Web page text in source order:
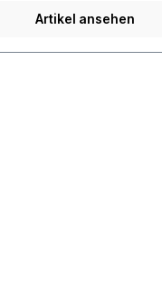
Artikel ansehen